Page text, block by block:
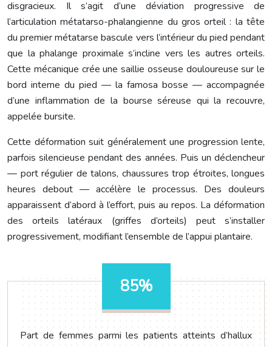
disgracieux. Il s’agit d’une déviation progressive de
l’articulation métatarso-phalangienne du gros orteil : la tête
du premier métatarse bascule vers l’intérieur du pied pendant
que la phalange proximale s’incline vers les autres orteils.
Cette mécanique crée une saillie osseuse douloureuse sur le
bord interne du pied — la famosa bosse — accompagnée
d’une inflammation de la bourse séreuse qui la recouvre,
appelée bursite.
Cette déformation suit généralement une progression lente,
parfois silencieuse pendant des années. Puis un déclencheur
— port régulier de talons, chaussures trop étroites, longues
heures debout — accélère le processus. Des douleurs
apparaissent d’abord à l’effort, puis au repos. La déformation
des orteils latéraux (griffes d’orteils) peut s’installer
progressivement, modifiant l’ensemble de l’appui plantaire.
85%
Part de femmes parmi les patients atteints d’hallux